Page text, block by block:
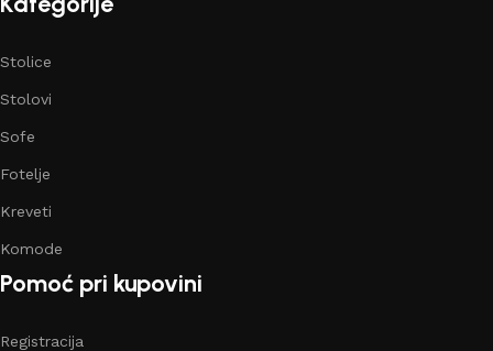
Stolice
Stolovi
Sofe
Fotelje
Kreveti
Komode
Pomoć pri kupovini
Registracija